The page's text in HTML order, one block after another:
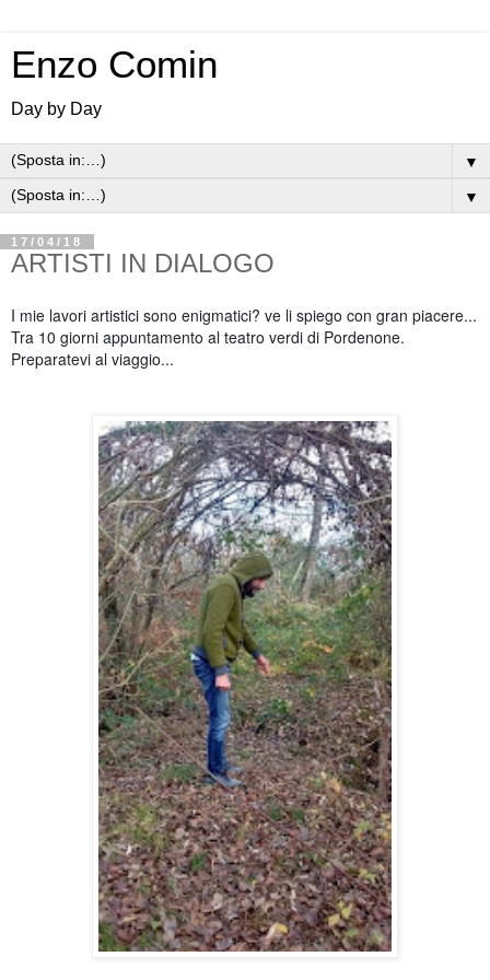
Enzo Comin
Day by Day
▼
▼
17/04/18
ARTISTI IN DIALOGO
I mie lavori artistici sono enigmatici? ve li spiego con gran piacere...
Tra 10 giorni appuntamento al teatro verdi di Pordenone.
Preparatevi al viaggio...